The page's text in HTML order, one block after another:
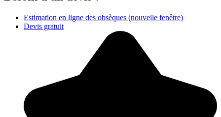
Estimation en ligne des obsèques (nouvelle fenêtre)
Devis gratuit